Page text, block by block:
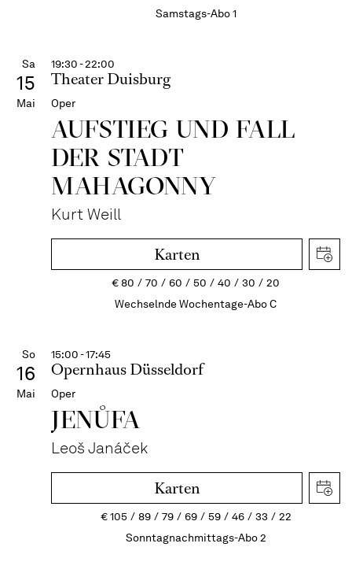
Samstags-Abo 1
Sa
15
Mai
19:30 - 22:00
Theater Duisburg
Oper
AUFSTIEG UND FALL
DER STADT
MAHAGONNY
Kurt Weill
Karten
€80 70 60 50 40 30
20
Wechselnde Wochentage-Abo C
So
16
Mai
15:00 - 17:45
Opernhaus Düsseldorf
Oper
JENŮFA
Leoš Janáček
Karten
€105 89 79 69 59 46 33
22
Sonntagnachmittags-Abo 2